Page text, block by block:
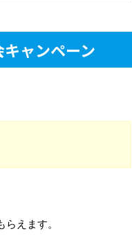
ャンペーン
えます。